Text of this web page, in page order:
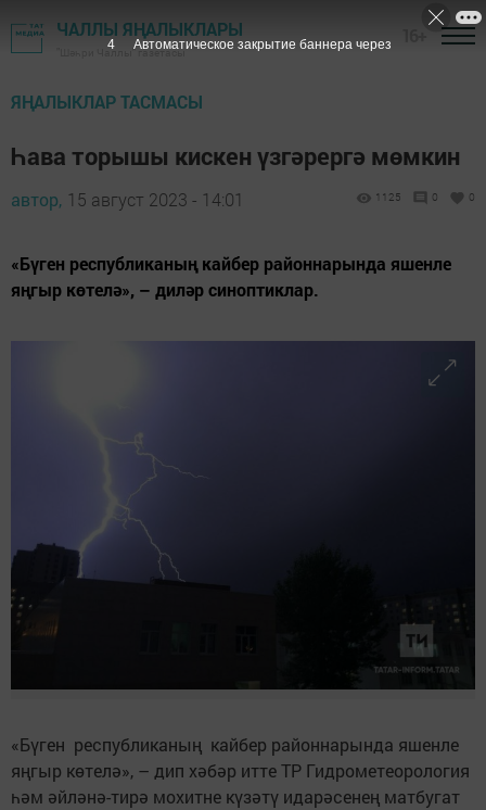
ЧАЛЛЫ ЯҢАЛЫКЛАРЫ
"Шәһри Чаллы" газетасы
ЯҢАЛЫКЛАР ТАСМАСЫ
Һава торышы кискен үзгәрергә мөмкин
автор, 15 август 2023 - 14:01 1125 0 0
«Бүген республиканың кайбер районнарында яшенле
яңгыр көтелә», – диләр синоптиклар.
«Бүген республиканың кайбер районнарында яшенле
яңгыр көтелә», – дип хәбәр итте ТР Гидрометеорология
һәм әйләнә-тирә мохитне күзәтү идарәсенең матбугат
2 Автоматическое закрытие баннера через